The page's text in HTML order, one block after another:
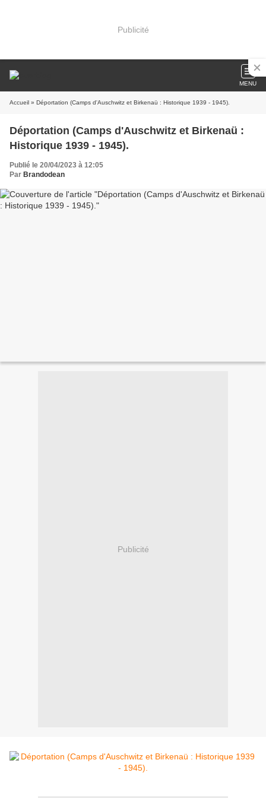
Publicité
MENU
Accueil » Déportation (Camps d'Auschwitz et Birkenaü : Historique 1939 - 1945).
Déportation (Camps d'Auschwitz et Birkenaü :
Historique 1939 - 1945).
Publié le 20/04/2023 à 12:05
Par Brandodean
Publicité